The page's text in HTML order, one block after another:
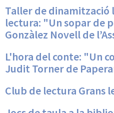
Taller de dinamització
lectura: "Un sopar de
Gonzàlez Novell de
L'hora del conte: "Un
Judit Torner de
Club de lectura Grans